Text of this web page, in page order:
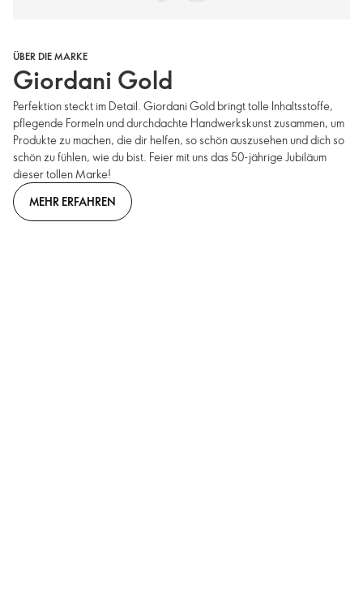
ÜBER DIE MARKE
Giordani Gold
Perfektion steckt im Detail. Giordani Gold bringt tolle Inhaltsstoffe,
pflegende Formeln und durchdachte Handwerkskunst zusammen, um
Produkte zu machen, die dir helfen, so schön auszusehen und dich so
schön zu fühlen, wie du bist. Feier mit uns das 50-jährige Jubiläum
dieser tollen Marke!
MEHR ERFAHREN